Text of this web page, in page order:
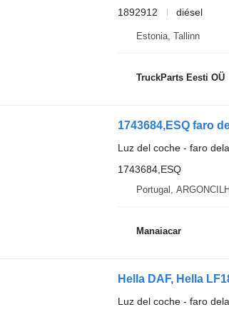
1892912
diésel
Estonia, Tallinn
TruckParts Eesti OÜ
1743684,ESQ faro
Luz del coche - faro
1743684,ESQ
Portugal,
Manaiacar
Luz del coche - faro